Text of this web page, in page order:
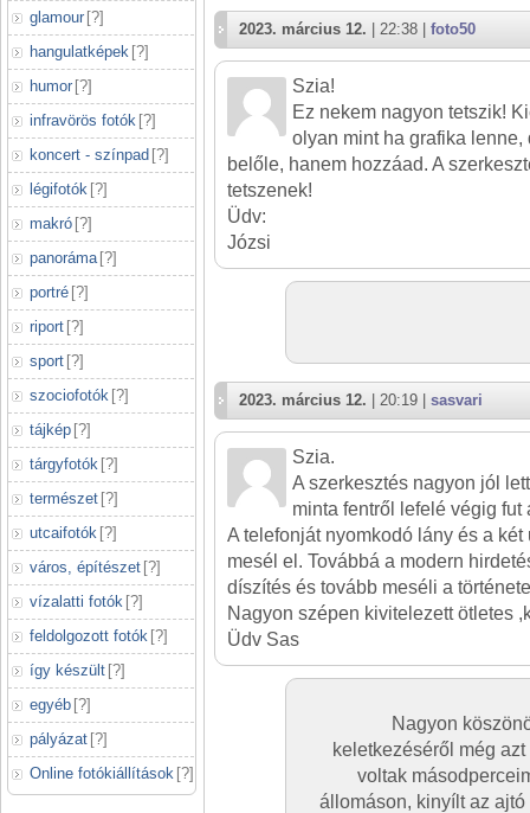
glamour [?]
hangulatképek [?]
humor [?]
infravörös fotók [?]
koncert - színpad [?]
légifotók [?]
makró [?]
panoráma [?]
portré [?]
riport [?]
sport [?]
szociofotók [?]
tájkép [?]
tárgyfotók [?]
természet [?]
utcaifotók [?]
város, építészet [?]
vízalatti fotók [?]
feldolgozott fotók [?]
így készült [?]
egyéb [?]
pályázat [?]
Online fotókiállítások [?]
2023. március 12. | 22:38 | foto50
Szia!
Ez nekem nagyon tetszik!
olyan mint ha grafika lenne,
belőle, hanem hozzáad. A
tetszenek!
Üdv:
Józsi
2023. március 12. | 20:19 | sasvari
Szia.
A szerkesztés nagyon jól
minta fentről lefelé végig fut
A telefonját nyomkodó lány és a két
mesél el. Továbbá a modern
díszítés és tovább meséli a
Nagyon szépen kivitelezett ötletes
Üdv Sas
Nagyon
keletkezéséről még
voltak
állomáson, kinyílt az